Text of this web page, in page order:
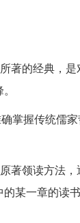
著的经典，
掌握传统儒
著领读方法
某一章的读